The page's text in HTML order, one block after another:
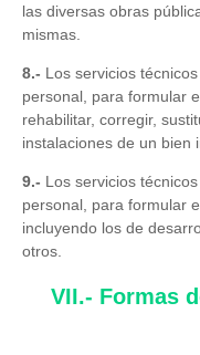
las diversas obras
mismas.
8.- Los servicios
personal, para formular
rehabilitar, corregir,
instalaciones de un bien
9.- Los servicios
personal, para formular
incluyendo los de
otros.
VII.- Formas